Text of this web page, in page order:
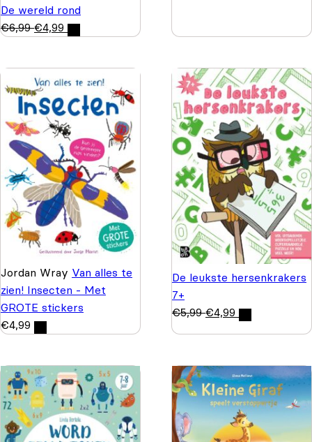
De wereld rond
€6,99 €4,99
Jordan Wray Van alles te
zien! Insecten - Met
GROTE stickers
€4,99
De leukste hersenkrakers
7+
€5,99 €4,99